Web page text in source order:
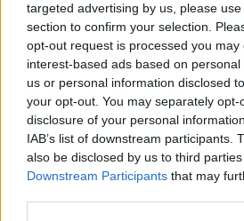
targeted advertising by us, please
section to confirm your selection.
opt-out request is processed you may
interest-based ads based on
us or personal information disclosed
your opt-out. You may separately
disclosure of your personal
IAB’s list of downstream participants.
also be disclosed by us to third
Downstream Participants that may
Así que, por ahora, lo único
es esperar y cruzar los
fecha, pero el debate ya está
define a un fan de Persona,
hemos pasado cientos de
calendarios escolares;
de años a que Netflix enseñe